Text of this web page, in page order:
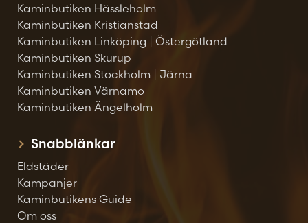
Kaminbutiken Hässleholm
Kaminbutiken Kristianstad
Kaminbutiken Linköping | Östergötland
Kaminbutiken Skurup
Kaminbutiken Stockholm | Järna
Kaminbutiken Värnamo
Kaminbutiken Ängelholm
Snabblänkar
Eldstäder
Kampanjer
Kaminbutikens Guide
Om oss